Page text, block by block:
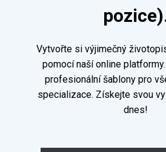
Vytvořte si výjimečný
pomocí naší online
profesionální šablony pro
specializace. Získejte svou
dnes!